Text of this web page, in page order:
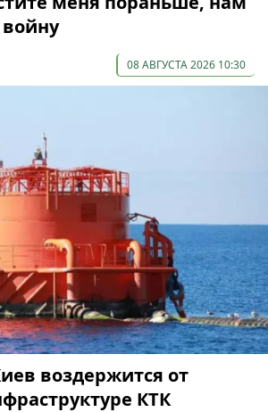
08 АВГУСТА 2026 10:30
воздержится от
КТК